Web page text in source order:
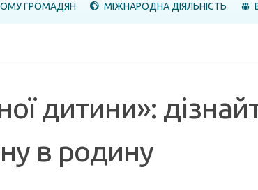
ГРОМАДЯН МІЖНАРОДНА ДІЯЛЬНІСТЬ
дитини»:
в родину